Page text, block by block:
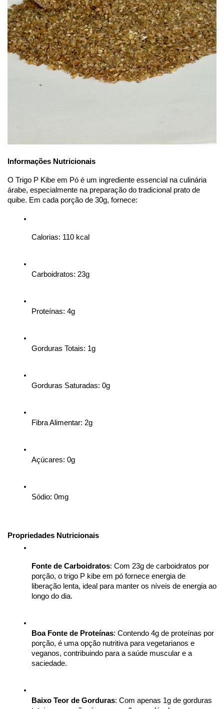
Informações Nutricionais
O Trigo P Kibe em Pó é um ingrediente essencial na culinária
árabe, especialmente na preparação do tradicional prato de
quibe. Em cada porção de 30g, fornece:
Calorias: 110 kcal
Carboidratos: 23g
Proteínas: 4g
Gorduras Totais: 1g
Gorduras Saturadas: 0g
Fibra Alimentar: 2g
Açúcares: 0g
Sódio: 0mg
Propriedades Nutricionais
Fonte de Carboidratos: Com 23g de carboidratos por
porção, o trigo P kibe em pó fornece energia de
liberação lenta, ideal para manter os níveis de energia ao
longo do dia.
Boa Fonte de Proteínas: Contendo 4g de proteínas por
porção, é uma opção nutritiva para vegetarianos e
veganos, contribuindo para a saúde muscular e a
saciedade.
Baixo Teor de Gorduras: Com apenas 1g de gorduras